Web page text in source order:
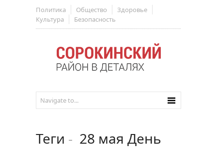
Политика Общество
Здоровье
Культура
Безопасность
Теги - 28 мая День